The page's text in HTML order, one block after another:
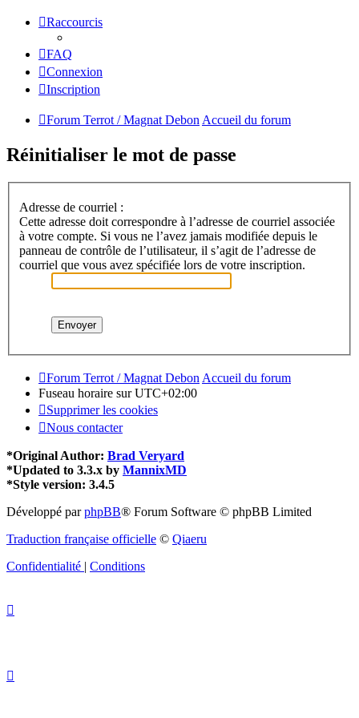
Raccourcis
FAQ
Connexion
Inscription
Forum Terrot / Magnat Debon Accueil du forum
Réinitialiser le mot de passe
Adresse de courriel :
Cette adresse doit correspondre à l’adresse de courriel associée
à votre compte. Si vous ne l’avez jamais modifiée depuis le
panneau de contrôle de l’utilisateur, il s’agit de l’adresse de
courriel que vous avez spécifiée lors de votre inscription.
Forum Terrot / Magnat DebonAccueil du forum
Fuseau horaire surUTC+02:00
Supprimer les cookies
Nous contacter
*Original Author: Brad Veryard
*Updated to 3.3.x by MannixMD
*Style version: 3.4.5
Développé parphpBB® Forum Software © phpBB Limited
Traduction française officielle © Qiaeru
Confidentialité | Conditions